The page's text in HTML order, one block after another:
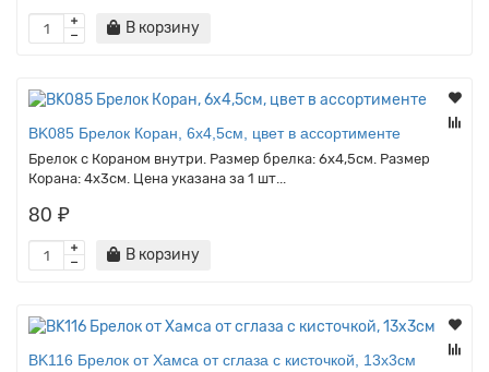
В корзину
BK085 Брелок Коран, 6х4,5см, цвет в ассортименте
Брелок с Кораном внутри. Размер брелка: 6х4,5см. Размер
Корана: 4х3см. Цена указана за 1 шт...
80 ₽
В корзину
BK116 Брелок от Хамса от сглаза с кисточкой, 13х3см